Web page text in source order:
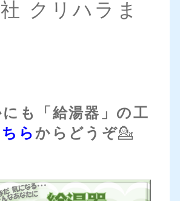
クリハラま
も「給湯器」の工
ら からどうぞ💁